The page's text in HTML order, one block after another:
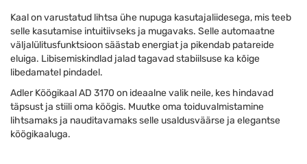
Kaal on varustatud lihtsa ühe nupuga kasutajaliidesega, mis teeb
selle kasutamise intuitiivseks ja mugavaks. Selle automaatne
väljalülitusfunktsioon säästab energiat ja pikendab patareide
eluiga. Libisemiskindlad jalad tagavad stabiilsuse ka kõige
libedamatel pindadel.
Adler Köögikaal AD 3170 on ideaalne valik neile, kes hindavad
täpsust ja stiili oma köögis. Muutke oma toiduvalmistamine
lihtsamaks ja nauditavamaks selle usaldusväärse ja elegantse
köögikaaluga.